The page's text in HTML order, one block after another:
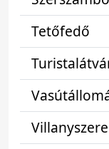
Tetőfedő